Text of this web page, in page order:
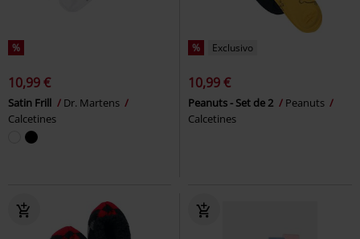
%
10,99 €
Satin Frill
Dr. Martens
Calcetines
% Exclusivo
10,99 €
Peanuts - Set de 2
Peanuts
Calcetines